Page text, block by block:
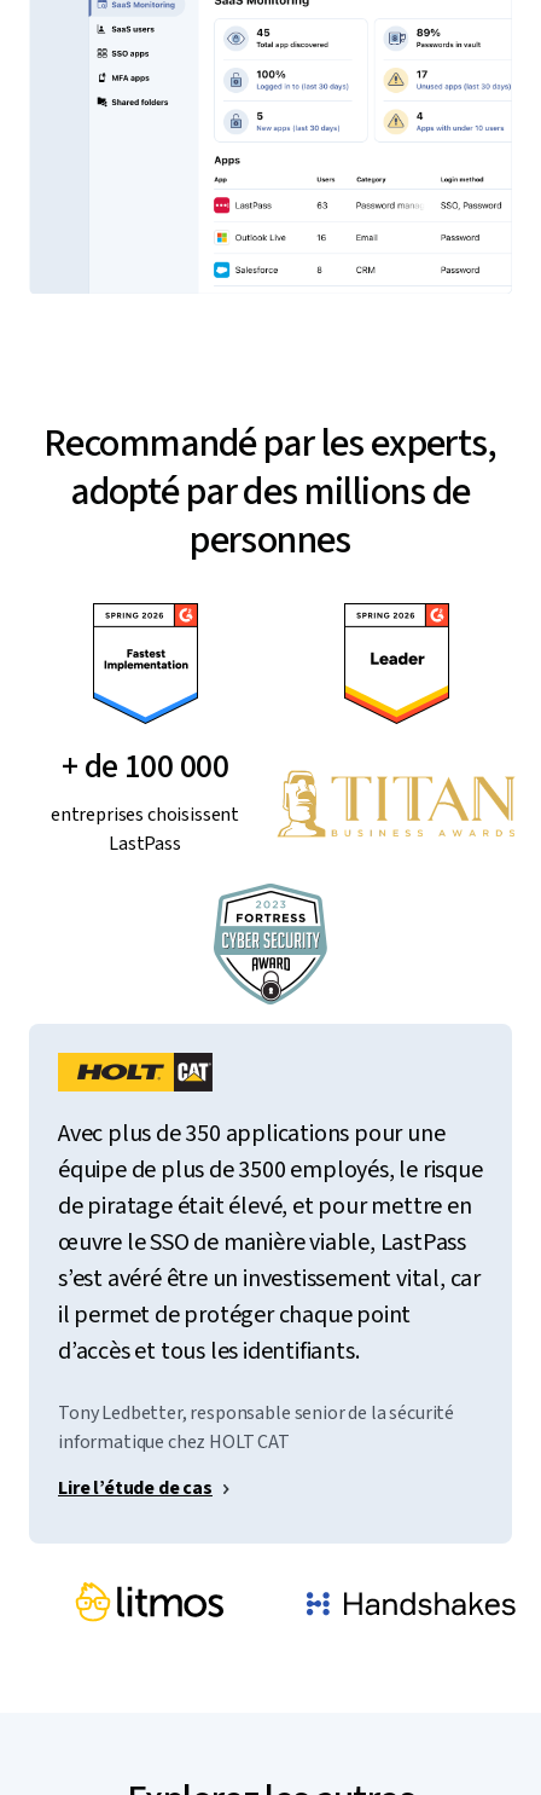
Recommandé par les experts,
adopté par des millions de
personnes
+ de 100 000
entreprises choisissent
LastPass
Avec plus de 350 applications pour une
équipe de plus de 3500 employés, le risque
de piratage était élevé, et pour mettre en
œuvre le SSO de manière viable, LastPass
s’est avéré être un investissement vital, car
il permet de protéger chaque point
d’accès et tous les identifiants.
Tony Ledbetter, responsable senior de la sécurité
informatique chez HOLT CAT
Lire l’étude de cas